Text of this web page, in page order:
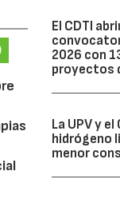
El CDTI
2026 con
proyectos
La UPV y
hidrógeno
menor